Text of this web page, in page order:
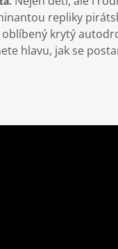
repliky
krytý
hlavu, jak se